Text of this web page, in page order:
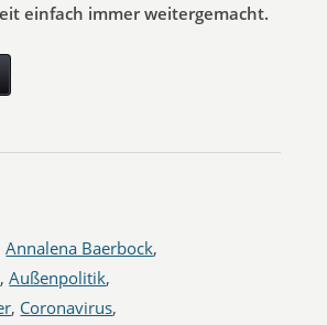
einfach immer weitergemacht.
Annalena Baerbock,
,Außenpolitik,
, Coronavirus,